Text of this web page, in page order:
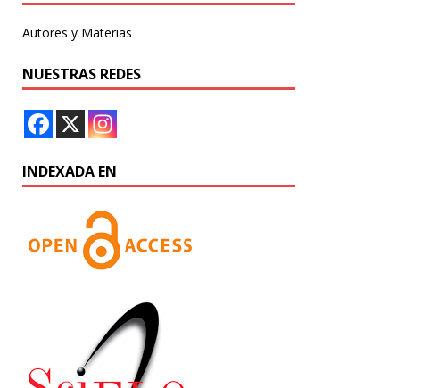
Autores y Materias
NUESTRAS REDES
INDEXADA EN